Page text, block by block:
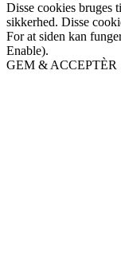
Disse cookies bruges
sikkerhed. Disse
For at siden kan
Enable).
GEM & ACCEPTÈR